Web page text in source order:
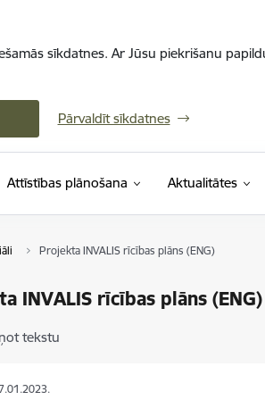
sīkdatnes. Ar Jūsu piekrišanu
Pārvaldīt sīkdatnes
Attīstības plānošana Aktualitātes
Projekta INVALIS rīcības plāns (ENG)
INVALIS rīcības plāns (ENG)
tekstu